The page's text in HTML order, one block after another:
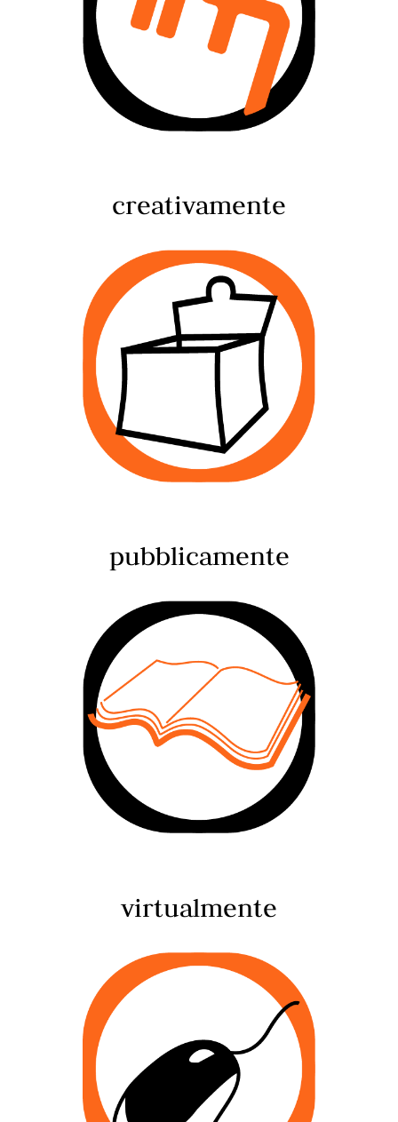
creativamente
pubblicamente
virtualmente